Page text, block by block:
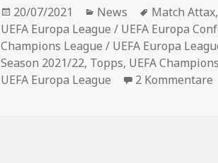
Veröffentlicht
am
20/07/2021 Kategorien
News Match Attax,
UEFA Europa League / UEFA Europa
Champions League / UEFA Europa
Season 2021/22, Topps, UEFA
UEFA Europa League
2 Kommentare